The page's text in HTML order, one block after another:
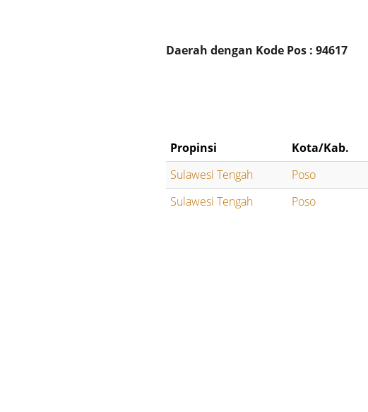
Daerah dengan Kode Pos : 94617
Propinsi Kota/Kab.
Sulawesi Tengah
Poso
Sulawesi Tengah
Poso